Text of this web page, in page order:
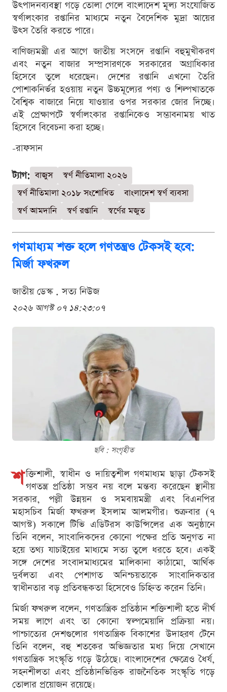
উৎপাদনব্যবস্থা গড়ে তোলা গেলে বাংলাদেশ মূল্য সংযোজিত
স্বর্ণালংকার রপ্তানির মাধ্যমে নতুন বৈদেশিক মুদ্রা আয়ের
উৎস তৈরি করতে পারে।
বাণিজ্যমন্ত্রী এর আগে জাতীয় সংসদে রপ্তানি বহুমুখীকরণ
এবং নতুন বাজার সম্প্রসারণকে সরকারের অগ্রাধিকার
হিসেবে তুলে ধরেছেন। দেশের রপ্তানি এখনো তৈরি
পোশাকনির্ভর হওয়ায় নতুন উচ্চমূল্যের পণ্য ও শিল্পখাতকে
বৈশ্বিক বাজারে নিয়ে যাওয়ার ওপর সরকার জোর দিচ্ছে।
এই প্রেক্ষাপটে স্বর্ণালংকার রপ্তানিকেও সম্ভাবনাময় খাত
হিসেবে বিবেচনা করা হচ্ছে।
-রাফসান
ট্যাগ: বাজুস
স্বর্ণ নীতিমালা ২০২৬
স্বর্ণ নীতিমালা ২০১৮ সংশোধিত
বাংলাদেশ স্বর্ণ ব্যবসা
স্বর্ণ আমদানি
স্বর্ণ রপ্তানি স্বর্ণের মজুত
গণমাধ্যম শক্ত হলে গণতন্ত্রও টেকসই হবে:
মির্জা ফখরুল
জাতীয় ডেস্ক . সত্য নিউজ
২০২৬ আগস্ট ০৭ ১৪:২৩:০৭
ছবি : সংগৃহীত
শ ক্তিশালী, স্বাধীন ও দায়িত্বশীল গণমাধ্যম ছাড়া টেকসই
গণতন্ত্র প্রতিষ্ঠা সম্ভব নয় বলে মন্তব্য করেছেন স্থানীয়
সরকার, পল্লী উন্নয়ন ও সমবায়মন্ত্রী এবং বিএনপির
মহাসচিব মির্জা ফখরুল ইসলাম আলমগীর। শুক্রবার (৭
আগস্ট) সকালে টিভি এডিটরস কাউন্সিলের এক অনুষ্ঠানে
তিনি বলেন, সাংবাদিকদের কোনো পক্ষের প্রতি অনুগত না
হয়ে তথ্য যাচাইয়ের মাধ্যমে সত্য তুলে ধরতে হবে। একই
সঙ্গে দেশের সংবাদমাধ্যমের মালিকানা কাঠামো, আর্থিক
দুর্বলতা এবং পেশাগত অনিশ্চয়তাকে সাংবাদিকতার
স্বাধীনতার বড় প্রতিবন্ধকতা হিসেবেও চিহ্নিত করেন তিনি।
মির্জা ফখরুল বলেন, গণতান্ত্রিক প্রতিষ্ঠান শক্তিশালী হতে দীর্ঘ
সময় লাগে এবং তা কোনো স্বল্পমেয়াদি প্রক্রিয়া নয়।
পাশ্চাত্যের দেশগুলোর গণতান্ত্রিক বিকাশের উদাহরণ টেনে
তিনি বলেন, বহু শতকের অভিজ্ঞতার মধ্য দিয়ে সেখানে
গণতান্ত্রিক সংস্কৃতি গড়ে উঠেছে। বাংলাদেশের ক্ষেত্রেও ধৈর্য,
সহনশীলতা এবং প্রতিষ্ঠানভিত্তিক রাজনৈতিক সংস্কৃতি গড়ে
তোলার প্রয়োজন রয়েছে।